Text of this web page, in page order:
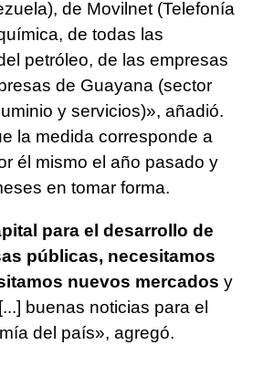
de Movilnet (Telefonía
de todas las
petróleo, de las empresas
de Guayana (sector
y servicios)», añadió.
la medida corresponde a
él mismo el año pasado y
en tomar forma.
para el desarrollo de
públicas, necesitamos
nuevos mercados y
buenas noticias para el
del país», agregó.